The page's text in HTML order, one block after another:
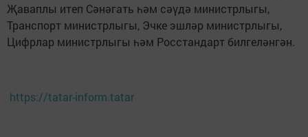
Җаваплы итеп Сәнәгать һәм сәүдә министрлыгы,
Транспорт министрлыгы, Эчке эшләр министрлыгы,
Цифрлар министрлыгы һәм Росстандарт билгеләнгән.
https://tatar-inform.tatar